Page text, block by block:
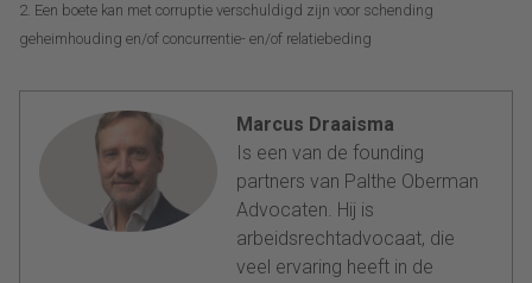
2. Een boete kan met corruptie verschuldigd zijn voor schending
geheimhouding en/of concurrentie- en/of relatiebeding
Marcus Draaisma
Is een van de founding
partners van Palthe Oberman
Advocaten. Hij is
arbeidsrechtadvocaat, die
veel ervaring heeft in de